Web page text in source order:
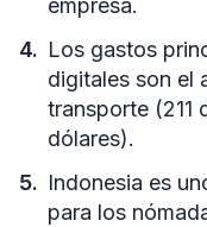
empresa.
Los gastos
digitales son el
transporte (211
dólares).
Indonesia es
para los